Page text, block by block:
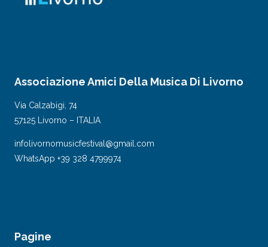
Associazione Amici Della Musica Di Livorno
Via Calzabigi, 74
57125 Livorno – ITALIA
infolivornomusicfestival@gmail.com
WhatsApp +39 328 4799974
Pagine